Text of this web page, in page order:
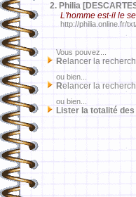
2. Philia
L'homme est-il le
http://philia.online.fr/txt/
Vous pouvez...
Relancer la
ou bien...
Relancer la
ou bien...
Lister la totalité